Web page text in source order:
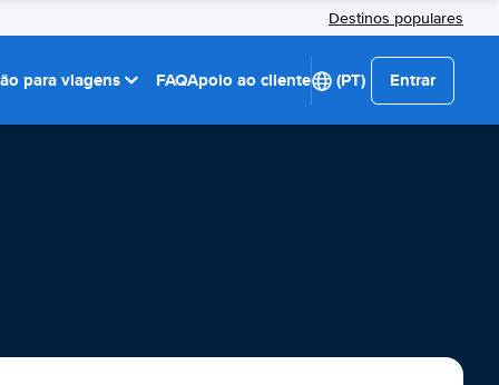
Destinos populares
para viagens FAQApoio ao cliente (PT) Entrar